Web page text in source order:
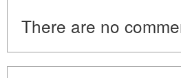
There are no